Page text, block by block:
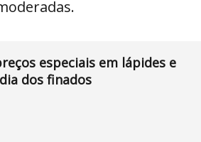
especiais em lápides e
dos finados